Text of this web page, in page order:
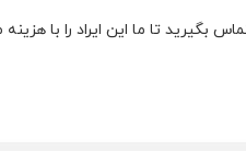
تماس بگیرید تا ما این ایراد را با